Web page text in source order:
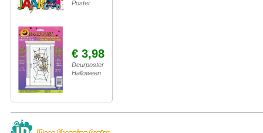
Poster
€ 3,98
Deurposter
Halloween